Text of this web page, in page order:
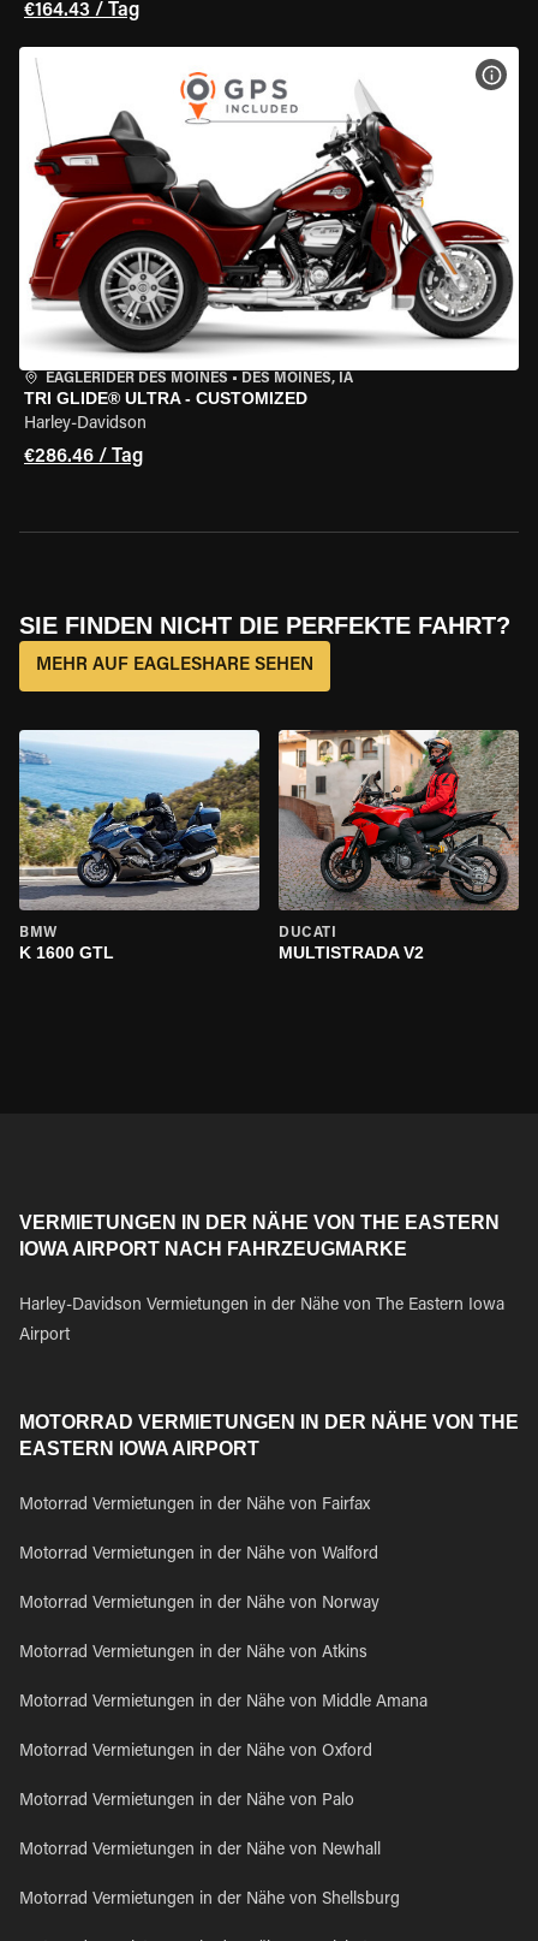
€164.43 / Tag
EAGLERIDER DES MOINES • DES MOINES, IA
TRI GLIDE® ULTRA - CUSTOMIZED
Harley-Davidson
€286.46 / Tag
SIE FINDEN NICHT DIE PERFEKTE FAHRT?
MEHR AUF EAGLESHARE SEHEN
BMW
K 1600 GTL
DUCATI
MULTISTRADA V2
VERMIETUNGEN IN DER NÄHE VON THE EASTERN
IOWA AIRPORT NACH FAHRZEUGMARKE
Harley-Davidson Vermietungen in der Nähe von The Eastern Iowa
Airport
MOTORRAD VERMIETUNGEN IN DER NÄHE VON THE
EASTERN IOWA AIRPORT
Motorrad Vermietungen in der Nähe von Fairfax
Motorrad Vermietungen in der Nähe von Walford
Motorrad Vermietungen in der Nähe von Norway
Motorrad Vermietungen in der Nähe von Atkins
Motorrad Vermietungen in der Nähe von Middle Amana
Motorrad Vermietungen in der Nähe von Oxford
Motorrad Vermietungen in der Nähe von Palo
Motorrad Vermietungen in der Nähe von Newhall
Motorrad Vermietungen in der Nähe von Shellsburg